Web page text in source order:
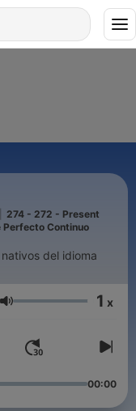
274 - 272 - Present
Continuo
del idioma
Volumen 1 x
00:00